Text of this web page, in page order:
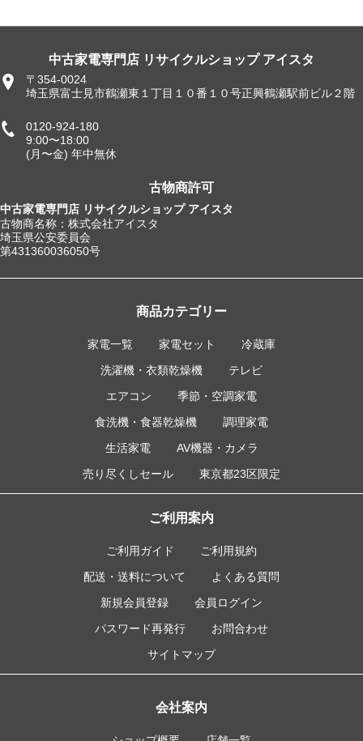
中古家電専門店 リサイクルショップ アイスタ
〒354-0024
埼玉県富士見市鶴瀬東１丁目１０番１０号正興鶴瀬駅前ビル２階
0120-924-180
9:00〜18:00
(月〜金) 年中無休
古物商許可
中古家電専門店 リサイクルショップ アイスタ
古物商名称：株式会社アイスタ
埼玉県公安委員会
第431360036050号
商品カテゴリー
家電一覧 家電セット
冷蔵庫
洗濯機・衣類乾燥機
テレビ
エアコン
季節・空調家電
食洗機・食器乾燥機
調理家電
生活家電
AV機器・カメラ
売り尽くしセール
東京都23区限定
ご利用案内
ご利用ガイド
ご利用規約
配送・送料について
よくある質問
新規会員登録
会員ログイン
パスワード再発行
お問合わせ
サイトマップ
会社案内